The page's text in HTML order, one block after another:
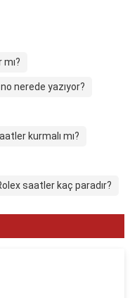
mı?
nerede yazıyor?
kurmalı mı?
saatler kaç paradır?